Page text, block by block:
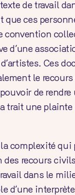
de travail
que ces
convention
d’une
Ces
le
de rendre
trait une plainte
complexité qui
des recours
dans le
d’une